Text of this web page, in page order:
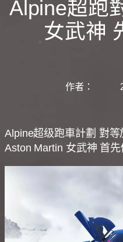
Alpine超跑
女武神
作者：
Alpine超级跑車計劃 對
Aston Martin 女武神 首先